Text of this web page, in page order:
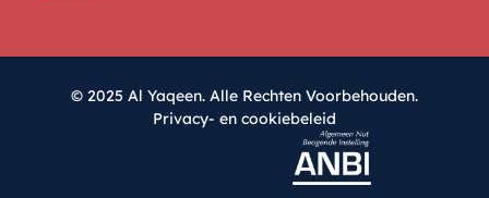
© 2025 Al Yaqeen. Alle Rechten Voorbehouden.
Privacy- en cookiebeleid